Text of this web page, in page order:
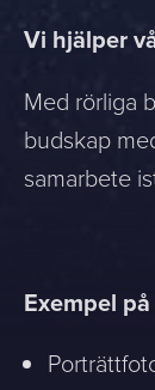
Vi hjälper
Med rörliga
budskap
samarbete
Exempel